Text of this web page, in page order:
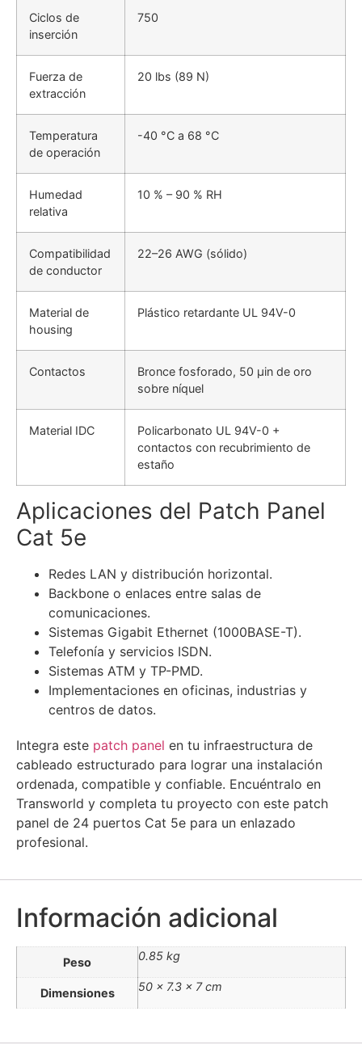
Ciclos de
inserción
750
Fuerza de
extracción
20 lbs (89 N)
Temperatura
de operación
-40 °C a 68 °C
Humedad
relativa
10 % – 90 % RH
Compatibilidad
de conductor
22–26 AWG (sólido)
Material de
housing
Plástico retardante UL 94V-0
Contactos
Bronce fosforado, 50 µin de oro
sobre níquel
Material IDC
Policarbonato UL 94V-0 +
contactos con recubrimiento de
estaño
Aplicaciones del Patch Panel
Cat 5e
Redes LAN y distribución horizontal.
Backbone o enlaces entre salas de
comunicaciones.
Sistemas Gigabit Ethernet (1000BASE-T).
Telefonía y servicios ISDN.
Sistemas ATM y TP-PMD.
Implementaciones en oficinas, industrias y
centros de datos.
Integra este patch panel en tu infraestructura de
cableado estructurado para lograr una instalación
ordenada, compatible y confiable. Encuéntralo en
Transworld y completa tu proyecto con este patch
panel de 24 puertos Cat 5e para un enlazado
profesional.
Información adicional
Peso 0.85 kg
Dimensiones 50 × 7.3 × 7 cm